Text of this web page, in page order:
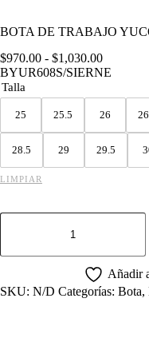
BOTA DE TRABAJO
$970.00 - $1,030.00Rango
de
desde
$970.00
hasta
BYUR608S/SIERNE
Talla
25 25.5 26
28.5 29 29.5
LIMPIAR
BOTA
YUCON
TUBO
SIERRA
Añadir
SKU: N/D Categorías: Bota,